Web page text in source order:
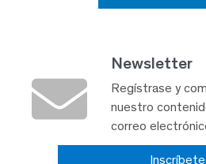
Newsletter
Regístrase y
nuestro
correo
Inscríbete